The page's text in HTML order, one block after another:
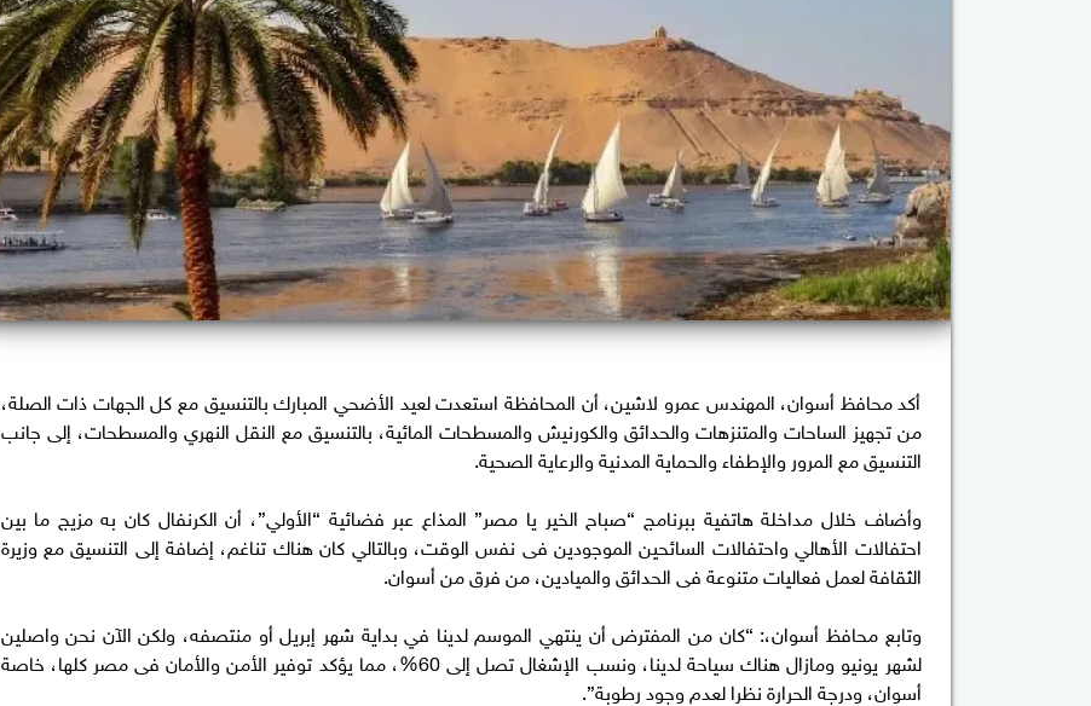
أكد محافظ أسوان، المهندس عمرو لاشين، أن المحافظة استعدت لعيد الأضحي المبارك بالتنسيق مع كل الجهات ذات الصلة،
من تجهيز الساحات والمتنزهات والحدائق والكورنيش والمسطحات المائية، بالتنسيق مع النقل النهري والمسطحات، إلى جانب
التنسيق مع المرور والإطفاء والحماية المدنية والرعاية الصحية.
وأضاف خلال مداخلة هاتفية ببرنامج “صباح الخير يا مصر” المذاع عبر فضائية “الأولي”، أن الكرنفال كان به مزيج ما بين
احتفالات الأهالي واحتفالات السائحين الموجودين فى نفس الوقت، وبالتالي كان هناك تناغم، إضافة إلى التنسيق مع وزيرة
الثقافة لعمل فعاليات متنوعة فى الحدائق والميادين، من فرق من أسوان.
وتابع محافظ أسوان،: “كان من المفترض أن ينتهي الموسم لدينا في بداية شهر إبريل أو منتصفه، ولكن الآن نحن واصلين
لشهر يونيو ومازال هناك سياحة لدينا، ونسب الإشغال تصل إلى 60%، مما يؤكد توفير الأمن والأمان فى مصر كلها، خاصة
أسوان، ودرجة الحرارة نظرا لعدم وجود رطوبة”.